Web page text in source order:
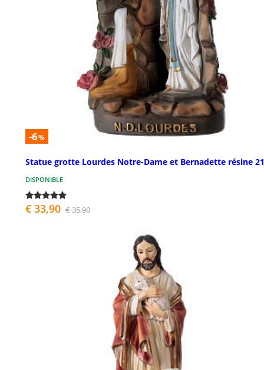
-6%
Statue grotte Lourdes Notre-Dame et Bernadette résine
DISPONIBLE
€ 33,90 € 35,90